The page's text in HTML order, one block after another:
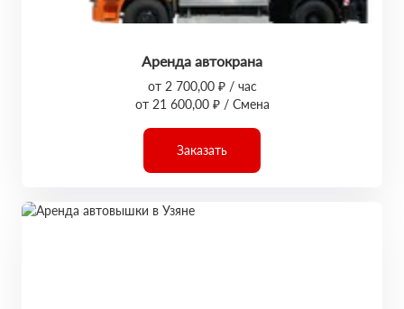
Аренда автокрана
от 2 700,00 ₽ / час
от 21 600,00 ₽ / Смена
Заказать